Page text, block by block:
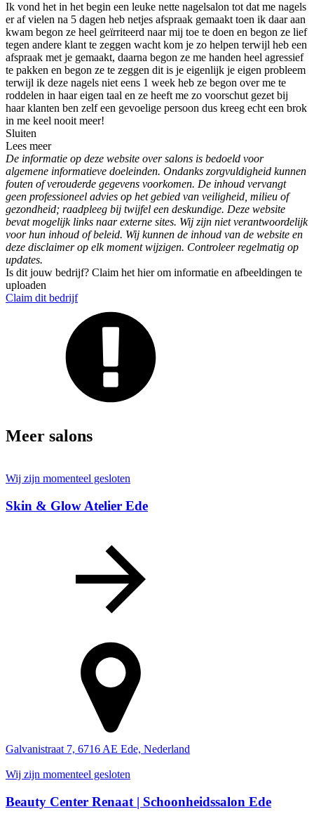
Ik vond het in het begin een leuke nette nagelsalon tot dat me nagels
er af vielen na 5 dagen heb netjes afspraak gemaakt toen ik daar aan
kwam begon ze heel geïrriteerd naar mij toe te doen en begon ze lief
tegen andere klant te zeggen wacht kom je zo helpen terwijl heb een
afspraak met je gemaakt, daarna begon ze me handen heel agressief
te pakken en begon ze te zeggen dit is je eigenlijk je eigen probleem
terwijl ik deze nagels niet eens 1 week heb ze begon over me te
roddelen in haar eigen taal en ze heeft me zo voorschut gezet bij
haar klanten ben zelf een gevoelige persoon dus kreeg echt een brok
in me keel nooit meer!
Sluiten
Lees meer
De informatie op deze website over salons is bedoeld voor
algemene informatieve doeleinden. Ondanks zorgvuldigheid kunnen
fouten of verouderde gegevens voorkomen. De inhoud vervangt
geen professioneel advies op het gebied van veiligheid, milieu of
gezondheid; raadpleeg bij twijfel een deskundige. Deze website
bevat mogelijk links naar externe sites. Wij zijn niet verantwoordelijk
voor hun inhoud of beleid. Wij kunnen de inhoud van de website en
deze disclaimer op elk moment wijzigen. Controleer regelmatig op
updates.
Is dit jouw bedrijf? Claim het hier om informatie en afbeeldingen te
uploaden
Claim dit bedrijf
Meer salons
Wij zijn momenteel gesloten
Skin & Glow Atelier Ede
Galvanistraat 7, 6716 AE Ede, Nederland
Wij zijn momenteel gesloten
Beauty Center Renaat | Schoonheidssalon Ede